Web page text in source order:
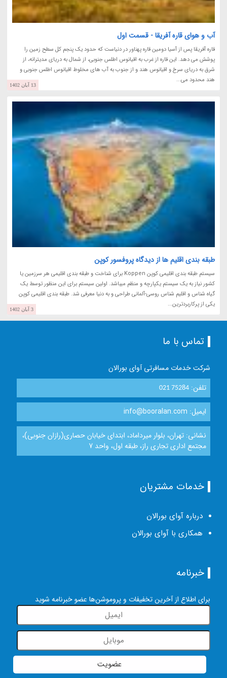
آب و هوای قاره آفریقا - قسمت اول
قاره آفریقا پس از آسیا دومین قاره پهناور در دنیاست که حدود یک پنجم کل سطح زمین را
پوشش می دهد. این قاره از غرب به اقیانوس اطلس جنوبی، از شمال به دریای مدیترانه، از
شرق به دریای سرخ و اقیانوس هند و از جنوب به آب های مخلوط اقیانوس اطلس جنوبی و
هند محدود می...
13 آبان 1402
طبقه بندی اقلیم ها از دیدگاه پروفسور کوپن
سیستم طبقه بندی اقلیمی کوپن Koppen برای شناخت و طبقه بندی اقلیمی هر سرزمین یا
کشور نیاز به یک سیستم یکپارچه و منظم میباشد. اولین سیستم برای این منظور توسط یک
گیاه شناس و اقلیم شناس روسی-آلمانی طراحی و به دنیا معرفی شد. طبقه بندی اقلیمی کوپن
یکی از پرکاربردترین...
3 آبان 1402
تماس با ما
شرکت خدمات مسافرتی آوای بورالان
تلفن:021 75284
ایمیل: info@booralan.com
نشانی: تهران، بلوار میرداماد، ابتدای خیابان حصاری(رازان جنوبی)،
مجتمع اداری تجاری راز، طبقه اول، واحد 7
خدمات مشتریان
درباره آوای بورالان
همکاری با آوای بورالان
خبرنامه
برای اطلاع از آخرین تخفیفات و پروموشن‌ها عضو خبرنامه شوید
عضویت